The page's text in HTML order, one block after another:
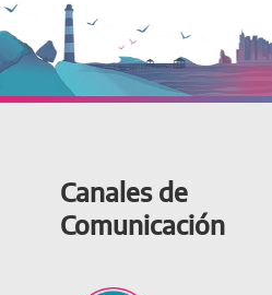
Canales de
Comunicación